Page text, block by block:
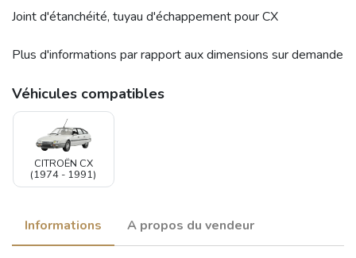
Joint d'étanchéité, tuyau d'échappement pour CX
Plus d'informations par rapport aux dimensions sur demande
Véhicules compatibles
CITROËN CX
(1974 - 1991)
Informations A propos du vendeur